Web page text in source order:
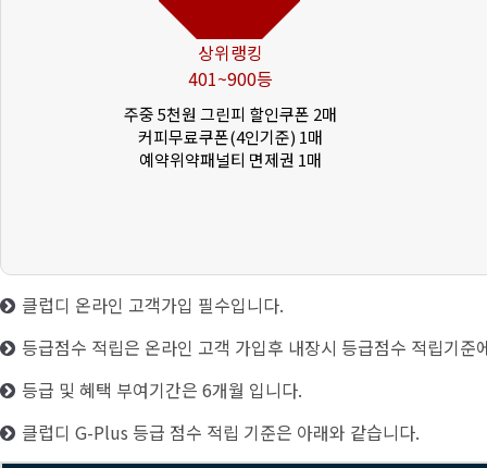
상위랭킹
401~900등
주중 5천원 그린피 할인쿠폰 2매
커피무료쿠폰(4인기준) 1매
예약위약패널티 면제권 1매
클럽디 온라인 고객가입 필수입니다.
등급점수 적립은 온라인 고객 가입후 내장시 등급점수 적립기
등급 및 혜택 부여기간은 6개월 입니다.
클럽디 G-Plus 등급 점수 적립 기준은 아래와 같습니다.